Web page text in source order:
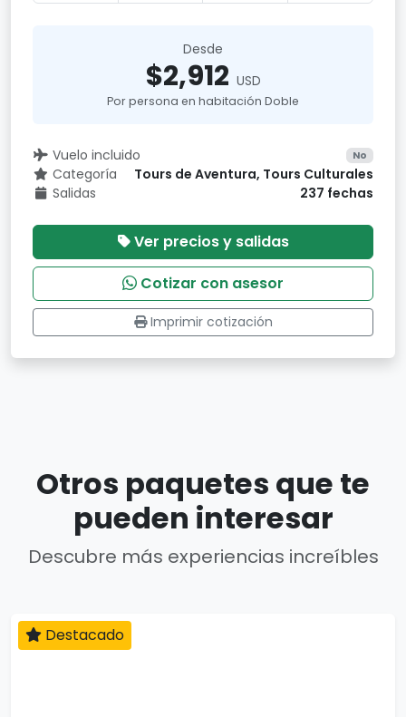
Desde
$2,912 USD
Por persona en habitación Doble
Vuelo incluido No
Categoría
Tours de Aventura, Tours Culturales
Salidas
237 fechas
Ver precios y salidas
Cotizar con asesor
Imprimir cotización
Otros paquetes que te
pueden interesar
Descubre más experiencias increíbles
Destacado